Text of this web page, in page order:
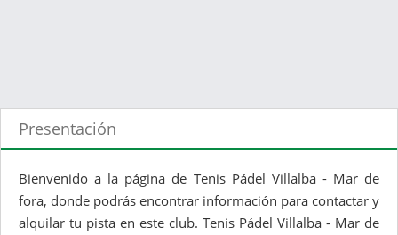
Presentación
Bienvenido a la página de Tenis Pádel Villalba - Mar de
fora, donde podrás encontrar información para contactar y
alquilar tu pista en este club. Tenis Pádel Villalba - Mar de